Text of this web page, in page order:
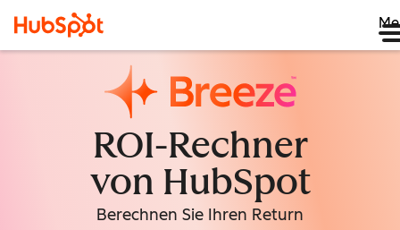
ROI-Rechner
von HubSpot
Berechnen Sie Ihren Return